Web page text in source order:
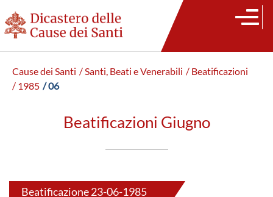
Cause dei Santi / Santi, Beati e Venerabili / Beatificazioni
/ 1985 / 06
Beatificazioni Giugno
Beatificazione 23-06-1985